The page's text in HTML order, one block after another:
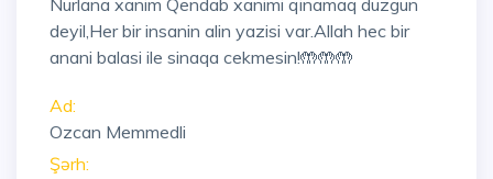
Nurlana xanim Qendab xanimi qinamaq duzgun
deyil,Her bir insanin alin yazisi var.Allah hec bir
anani balasi ile sinaqa cekmesin!🤲🤲🤲
Ad:
Ozcan Memmedli
Şərh: